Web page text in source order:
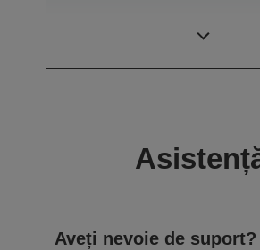
Aveți nevoie de suport?